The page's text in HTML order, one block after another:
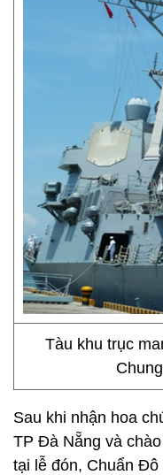
Tàu khu trục
Sau khi nhận hoa
TP Đà Nẵng và
tại lễ đón, Chuẩn